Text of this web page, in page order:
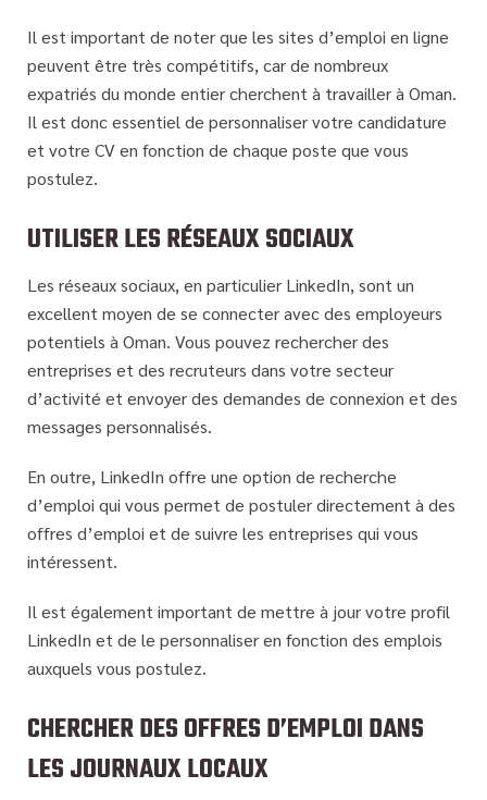
Il est important de noter que les sites d’emploi en ligne
peuvent être très compétitifs, car de nombreux
expatriés du monde entier cherchent à travailler à Oman.
Il est donc essentiel de personnaliser votre candidature
et votre CV en fonction de chaque poste que vous
postulez.
UTILISER LES RÉSEAUX SOCIAUX
Les réseaux sociaux, en particulier LinkedIn, sont un
excellent moyen de se connecter avec des employeurs
potentiels à Oman. Vous pouvez rechercher des
entreprises et des recruteurs dans votre secteur
d’activité et envoyer des demandes de connexion et des
messages personnalisés.
En outre, LinkedIn offre une option de recherche
d’emploi qui vous permet de postuler directement à des
offres d’emploi et de suivre les entreprises qui vous
intéressent.
Il est également important de mettre à jour votre profil
LinkedIn et de le personnaliser en fonction des emplois
auxquels vous postulez.
CHERCHER DES OFFRES D’EMPLOI DANS
LES JOURNAUX LOCAUX